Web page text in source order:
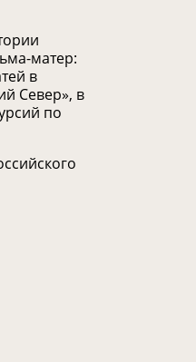
матер:
в
Север», в
по